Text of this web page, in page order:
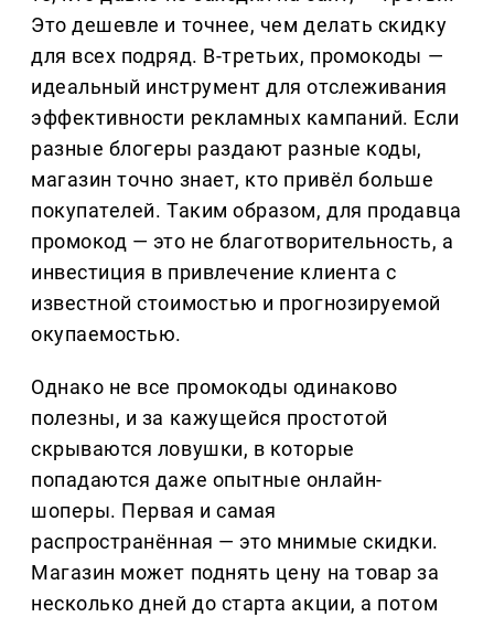
Это дешевле и точнее, чем делать скидку
для всех подряд. В-третьих, промокоды —
идеальный инструмент для отслеживания
эффективности рекламных кампаний. Если
разные блогеры раздают разные коды,
магазин точно знает, кто привёл больше
покупателей. Таким образом, для продавца
промокод — это не благотворительность, а
инвестиция в привлечение клиента с
известной стоимостью и прогнозируемой
окупаемостью.
Однако не все промокоды одинаково
полезны, и за кажущейся простотой
скрываются ловушки, в которые
попадаются даже опытные онлайн-
шоперы. Первая и самая
распространённая — это мнимые скидки.
Магазин может поднять цену на товар за
несколько дней до старта акции, а потом